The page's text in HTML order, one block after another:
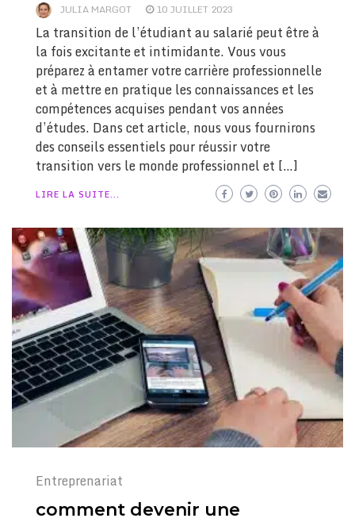
JULIA MARGOT 10 JUILLET 2023
La transition de l’étudiant au salarié peut être à
la fois excitante et intimidante. Vous vous
préparez à entamer votre carrière professionnelle
et à mettre en pratique les connaissances et les
compétences acquises pendant vos années
d’études. Dans cet article, nous vous fournirons
des conseils essentiels pour réussir votre
transition vers le monde professionnel et […]
LIRE LA SUITE...
Entreprenariat
comment devenir une